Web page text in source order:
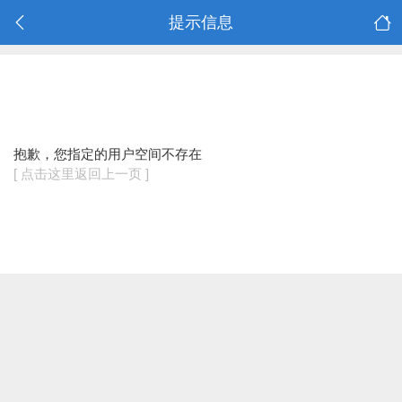
提示信息
抱歉，您指定的用户空间不存在
[ 点击这里返回上一页 ]